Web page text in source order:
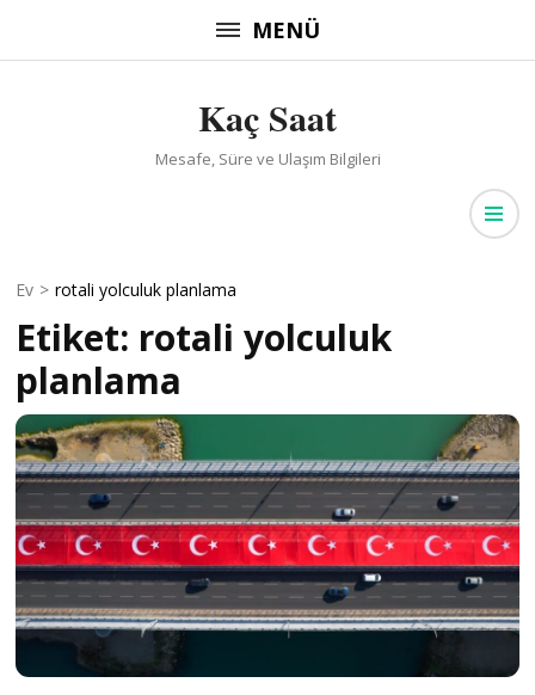
atla
MENÜ
Kaç Saat
Mesafe, Süre ve Ulaşım Bilgileri
Ev > rotali yolculuk planlama
Etiket: rotali yolculuk
planlama